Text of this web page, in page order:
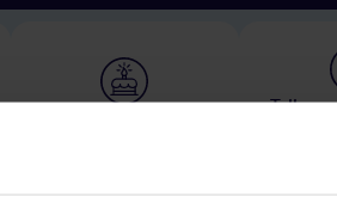
Tylko u